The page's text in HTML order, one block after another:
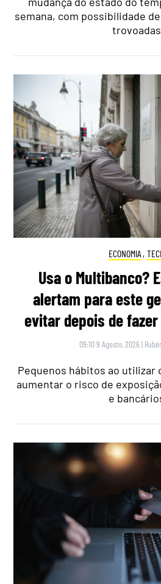
semana, com possibilidade
trovoadas
ECONOMIA ,
Usa o Multibanco?
alertam para este
evitar depois de
09:10 9 Agosto, 2026 |
Pequenos hábitos ao utilizar
aumentar o risco de
e